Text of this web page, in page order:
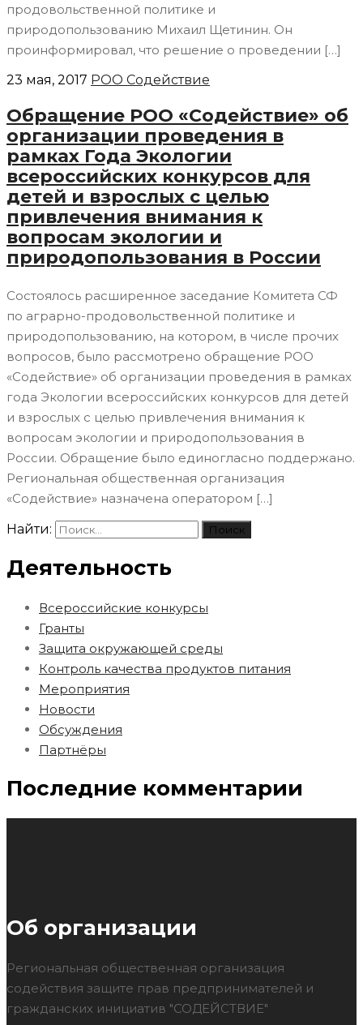
продовольственной политике и
природопользованию Михаил Щетинин. Он
проинформировал, что решение о проведении […]
23 мая, 2017 РОО Содействие
Обращение РОО «Содействие» об
организации проведения в
рамках Года Экологии
всероссийских конкурсов для
детей и взрослых с целью
привлечения внимания к
вопросам экологии и
природопользования в России
Состоялось расширенное заседание Комитета СФ
по аграрно-продовольственной политике и
природопользованию, на котором, в числе прочих
вопросов, было рассмотрено обращение РОО
«Содействие» об организации проведения в рамках
года Экологии всероссийских конкурсов для детей
и взрослых с целью привлечения внимания к
вопросам экологии и природопользования в
России. Обращение было единогласно поддержано.
Региональная общественная организация
«Содействие» назначена оператором […]
Найти:
Деятельность
Всероссийские конкурсы
Гранты
Защита окружающей среды
Контроль качества продуктов питания
Мероприятия
Новости
Обсуждения
Партнёры
Последние комментарии
Об организации
Региональная общественная организация
содействия защите прав предпринимателей и
гражданских инициатив "СОДЕЙСТВИЕ"